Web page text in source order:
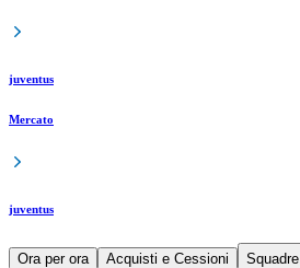
juventus
Mercato
juventus
Ora per ora Acquisti e Cessioni Squadre